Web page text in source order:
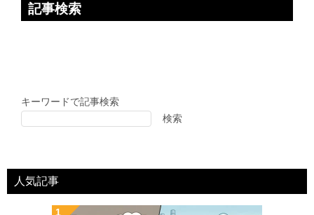
記事検索
キーワードで記事検索
検索
人気記事